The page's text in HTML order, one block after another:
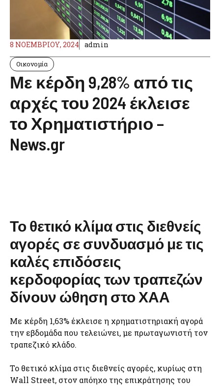
8 ΝΟΕΜΒΡΊΟΥ, 2024 admin
Οικονομία
Με κέρδη 9,28% από τις
αρχές του 2024 έκλεισε
το Χρηματιστήριο –
News.gr
Το θετικό κλίμα στις διεθνείς
αγορές σε συνδυασμό με τις
καλές επιδόσεις
κερδοφορίας των τραπεζών
δίνουν ώθηση στο ΧΑΑ
Με κέρδη 1,63% έκλεισε η χρηματιστηριακή αγορά
την εβδομάδα που τελειώνει, με πρωταγωνιστή τον
τραπεζικό κλάδο.
Το θετικό κλίμα στις διεθνείς αγορές, κυρίως στη
Wall Street, στον απόηχο της επικράτησης του